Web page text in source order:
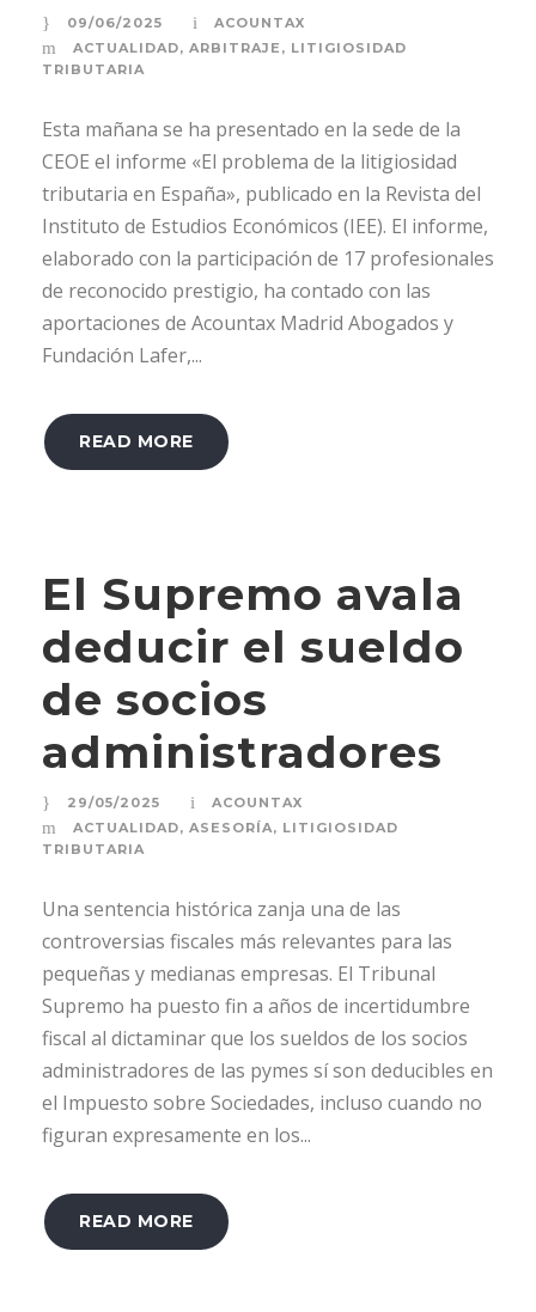
09/06/2025
ACOUNTAX
ACTUALIDAD, ARBITRAJE , LITIGIOSIDAD
TRIBUTARIA
Esta mañana se ha presentado en la sede de la
CEOE el informe «El problema de la litigiosidad
tributaria en España», publicado en la Revista del
Instituto de Estudios Económicos (IEE). El informe,
elaborado con la participación de 17 profesionales
de reconocido prestigio, ha contado con las
aportaciones de Acountax Madrid Abogados y
Fundación Lafer,...
READ MORE
El Supremo avala
deducir el sueldo
de socios
administradores
29/05/2025
ACOUNTAX
ACTUALIDAD, ASESORÍA, LITIGIOSIDAD
TRIBUTARIA
Una sentencia histórica zanja una de las
controversias fiscales más relevantes para las
pequeñas y medianas empresas. El Tribunal
Supremo ha puesto fin a años de incertidumbre
fiscal al dictaminar que los sueldos de los socios
administradores de las pymes sí son deducibles en
el Impuesto sobre Sociedades, incluso cuando no
figuran expresamente en los...
READ MORE